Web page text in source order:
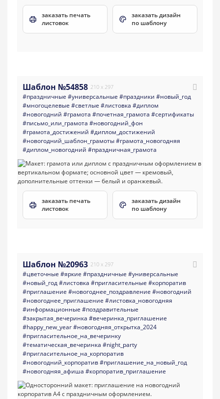
заказать печать
листовок
заказать дизайн
по шаблону
Шаблон №54858 210 x 297
#праздничные #универсальные #праздники #новый_год
#многоцелевые #светлые #листовка #диплом
#новогодний #грамота #почетная_грамота #сертификаты
#письмо_или_грамота #новогодний_фон
#грамота_достижений #диплом_достижений
#новогодний_шаблон_грамоты#грамота_новогодняя
#диплом_новогодний #праздничная_грамота
заказать печать
листовок
заказать дизайн
по шаблону
Шаблон №20963 210 x 297
#цветочные #яркие #праздничные #универсальные
#новый_год#листовка #пригласительные #корпоратив
#приглашение #новогоднее_поздравление #новогодний
#новогоднее_приглашение #листовка_новогодняя
#информационные #поздравительные
#закрытая_вечеринка #вечеринка_приглашение
#happy_new_year#новогодняя_открытка_2024
#пригласительное_на_вечеринку
#тематическая_вечеринка #night_party
#пригласительное_на_корпоратив
#новогодний_корпоратив#приглашение_на_новый_год
#новогодняя_афиша #корпоратив_приглашение